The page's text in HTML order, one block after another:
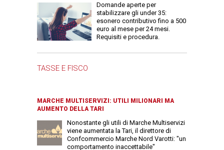
Domande aperte per
stabilizzare gli under 35:
esonero contributivo fino a 500
euro al mese per 24 mesi.
Requisiti e procedura.
TASSE E FISCO
MARCHE MULTISERVIZI: UTILI MILIONARI MA
AUMENTO DELLA TARI
Nonostante gli utili di Marche Multiservizi
viene aumentata la Tari, il direttore di
Confcommercio Marche Nord Varotti: "un
comportamento inaccettabile"